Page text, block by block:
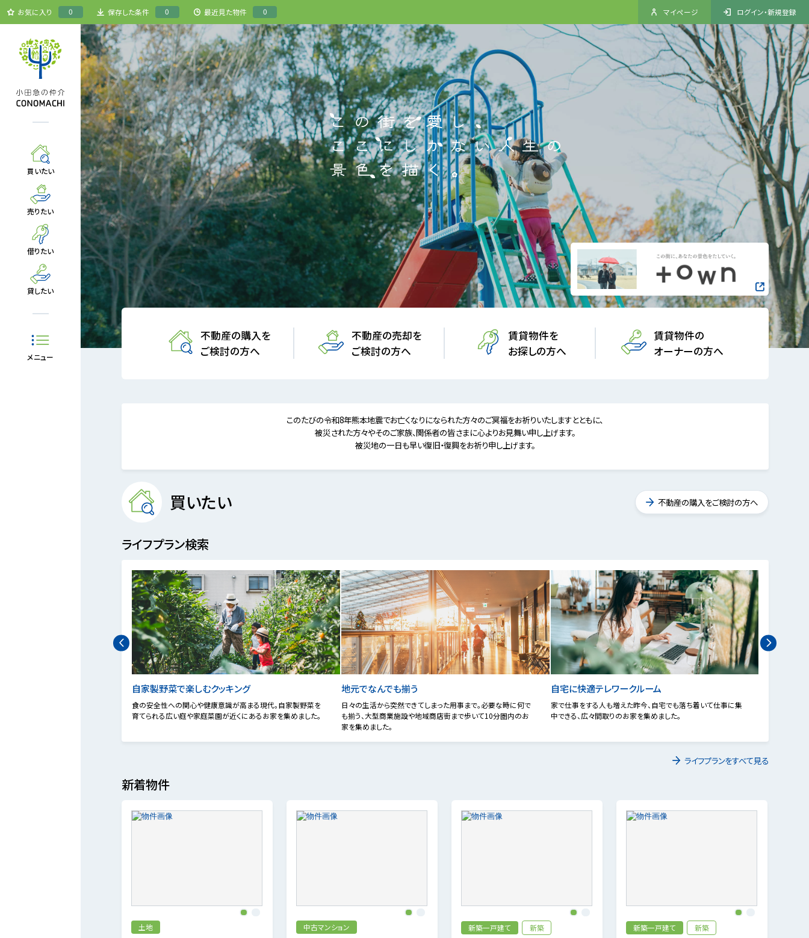
お気に入り 0 保存した条件 0 最近見た物件 0 マイページ ログイン・新規登録
買いたい
売りたい
借りたい
貸したい
メニュー
不動産の購入を
ご検討の方へ
不動産の売却を
ご検討の方へ
賃貸物件を
お探しの方へ
賃貸物件の
オーナーの方へ
このたびの令和8年熊本地震でお亡くなりになられた方々のご冥福をお祈りいたしますとともに、
被災された方々やそのご家族、関係者の皆さまに心よりお見舞い申し上げます。
被災地の一日も早い復旧・復興をお祈り申し上げます。
買いたい 不動産の購入をご検討の方へ
ライフプラン検索
自家製野菜で楽しむクッキング
食の安全性への関心や健康意識が高まる現代。自家製野菜を
育てられる広い庭や家庭菜園が近くにあるお家を集めました。
地元でなんでも揃う
日々の生活から突然できてしまった用事まで。必要な時に何で
も揃う、大型商業施設や地域商店街まで歩いて10分圏内のお
家を集めました。
自宅に快適テレワークルーム
家で仕事をする人も増えた昨今、自宅でも落ち着いて仕事に集
中できる、広々間取りのお家を集めました。
ライフプランをすべて見る
新着物件
1
土地
1
中古マンション
1
新築一戸建て 新築
1
新築一戸建て 新築